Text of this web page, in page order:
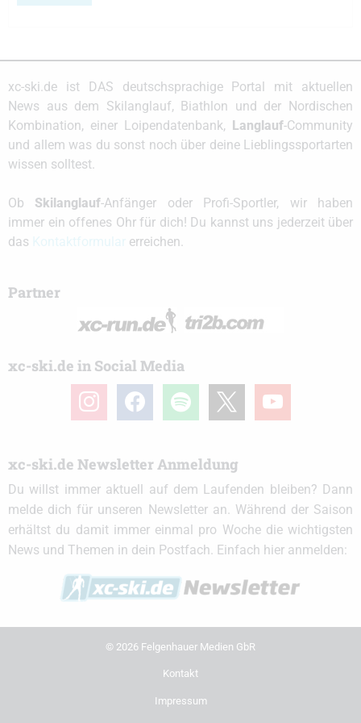
xc-ski.de ist DAS deutschsprachige Portal mit aktuellen
News aus dem Skilanglauf, Biathlon und der Nordischen
Kombination, einer Loipendatenbank,
Langlauf-Community
und allem was du sonst noch über deine Lieblingssportarten
wissen solltest.
Ob Skilanglauf-Anfänger oder Profi-Sportler, wir haben
immer ein offenes Ohr für dich! Du kannst uns jederzeit über
das
erreichen.
Partner
xc-ski.de in Social Media
instagramfacebook spotify youtube
xc-ski.de Newsletter Anmeldung
Du willst immer aktuell auf dem Laufenden bleiben? Dann
melde dich für unseren Newsletter an. Während der Saison
erhältst du damit immer einmal pro Woche die wichtigsten
News und Themen in dein Postfach. Einfach hier anmelden:
© 2026 Felgenhauer Medien GbR
Kontakt
Impressum